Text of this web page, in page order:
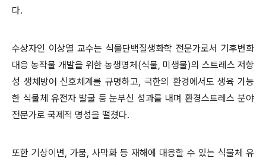
다.
수상자인 이상열 교수는 식물단백질생화학 전문가로서 기후변화
대응 농작물 개발을 위한 농생명체(식물, 미생물)의 스트레스 저항
성 생체방어 신호체계를 규명하고, 극한의 환경에서도 생육 가능
한 식물체 유전자 발굴 등 눈부신 성과를 내며 환경스트레스 분야
전문가로 국제적 명성을 떨쳤다.
또한 기상이변, 가뭄, 사막화 등 재해에 대응할 수 있는 식물체 유